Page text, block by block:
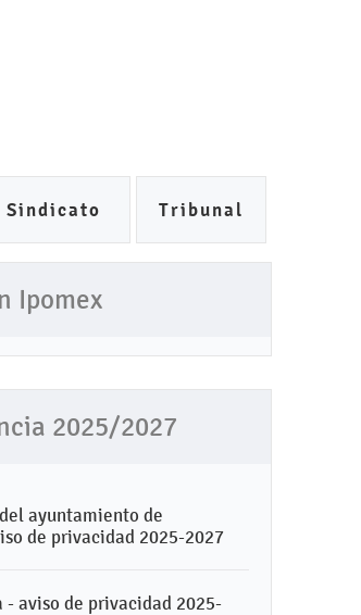
Sindicato Tribunal
Ipomex
2025/2027
ayuntamiento de
de privacidad 2025-2027
- aviso de privacidad 2025-